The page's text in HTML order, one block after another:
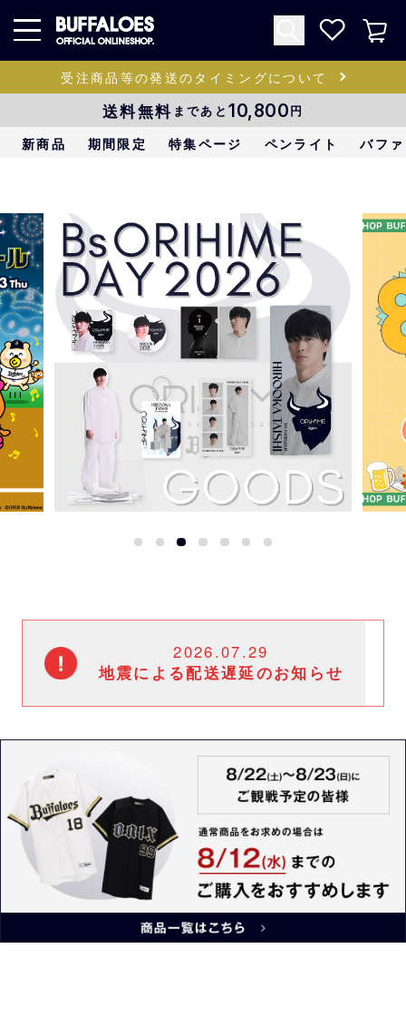
受注商品等の発送のタイミングについて
送料無料 まであと 10,800円
新商品 期間限定 特集ページ ペンライト バフ
2026.07.29
地震による配送遅延のお知らせ
災された皆様に心よりお見舞い申
この地震の影響により九州地域に
おいて配送遅延・停止が発生して
います。
詳しくは下記よりご確認ください
ますようお願い申し上げます。
佐川急便公式ホームページ: